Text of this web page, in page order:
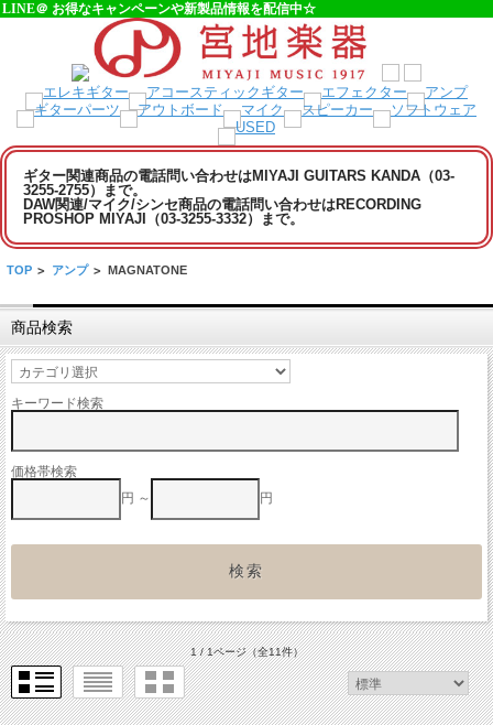
LINE＠ お得なキャンペーンや新製品情報を配信中☆
ギター関連商品の電話問い合わせはMIYAJI GUITARS KANDA（03-
3255-2755）まで。
DAW関連/マイク/シンセ商品の電話問い合わせはRECORDING
PROSHOP MIYAJI（03-3255-3332）まで。
TOP > アンプ > MAGNATONE
商品検索
キーワード検索
価格帯検索
円 ～
円
1 / 1ページ（全11件）